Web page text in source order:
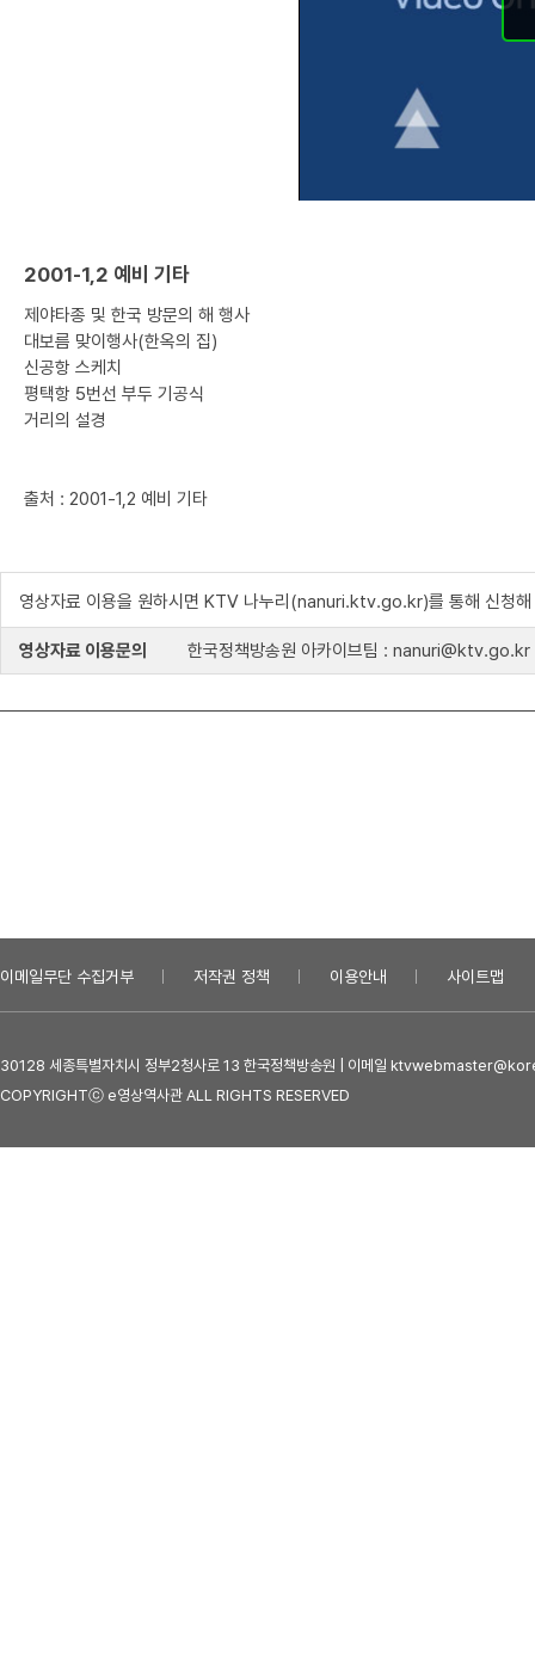
2001-1,2 예비 기타
제야타종 및 한국 방문의 해 행사
대보름 맞이행사(한옥의 집)
신공항 스케치
평택항 5번선 부두 기공식
거리의 설경
출처 : 2001-1,2 예비 기타
영상자료 이용을 원하시면 KTV 나누리(nanuri.ktv.go.kr)를 통해 신청해
영상자료 이용문의 한국정책방송원 아카이브팀 : nanuri@ktv.go.kr
이메일무단 수집거부 저작권 정책 이용안내 사이트맵
30128 세종특별자치시 정부2청사로 13 한국정책방송원 | 이메일
COPYRIGHTⓒ e영상역사관 ALL RIGHTS RESERVED